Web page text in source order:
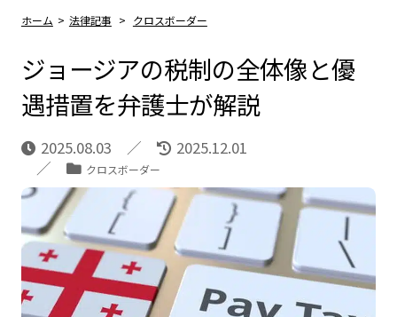
ホーム > 法律記事 > クロスボーダー
ジョージアの税制の全体像と優
遇措置を弁護士が解説
2025.08.03 2025.12.01
クロスボーダー